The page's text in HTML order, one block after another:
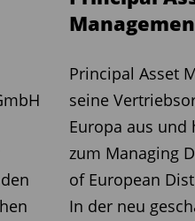
Principal Asset
seine
Europa aus und
zum Managing
of European
In der neu